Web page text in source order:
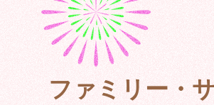
ファミリー・